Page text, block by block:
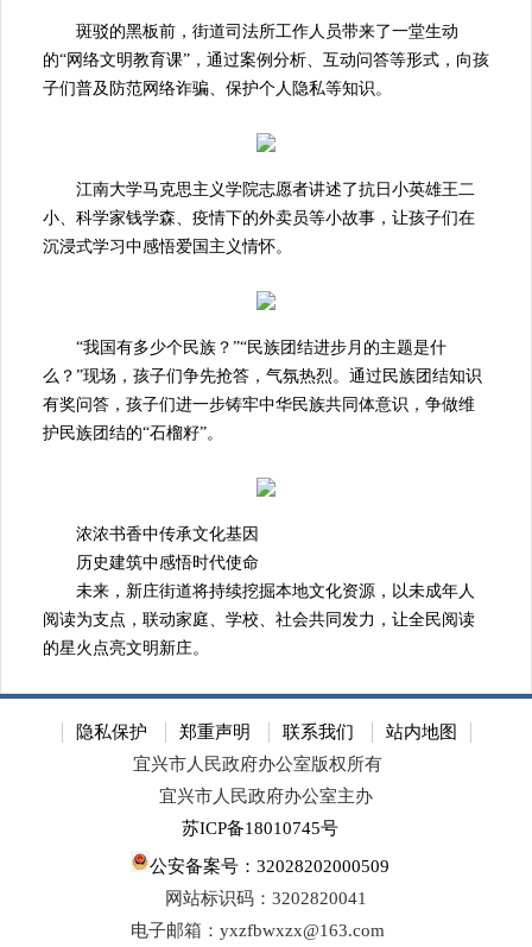
斑驳的黑板前，街道司法所工作人员带来了一堂生动
的“网络文明教育课”，通过案例分析、互动问答等形式，向孩
子们普及防范网络诈骗、保护个人隐私等知识。
江南大学马克思主义学院志愿者讲述了抗日小英雄王二
小、科学家钱学森、疫情下的外卖员等小故事，让孩子们在
沉浸式学习中感悟爱国主义情怀。
“我国有多少个民族？”“民族团结进步月的主题是什
么？”现场，孩子们争先抢答，气氛热烈。通过民族团结知识
有奖问答，孩子们进一步铸牢中华民族共同体意识，争做维
护民族团结的“石榴籽”。
浓浓书香中传承文化基因
历史建筑中感悟时代使命
未来，新庄街道将持续挖掘本地文化资源，以未成年人
阅读为支点，联动家庭、学校、社会共同发力，让全民阅读
的星火点亮文明新庄。
隐私保护 郑重声明 联系我们
站内地图
宜兴市人民政府办公室版权所有
宜兴市人民政府办公室主办
苏ICP备18010745号
公安备案号：32028202000509
网站标识码：3202820041
电子邮箱：yxzfbwxzx@163.com